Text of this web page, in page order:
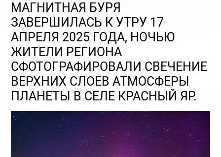
МАГНИТНАЯ БУРЯ
ЗАВЕРШИЛАСЬ К УТРУ 17
АПРЕЛЯ 2025 ГОДА, НОЧЬЮ
ЖИТЕЛИ РЕГИОНА
СФОТОГРАФИРОВАЛИ СВЕЧЕНИЕ
ВЕРХНИХ СЛОЕВ АТМОСФЕРЫ
ПЛАНЕТЫ В СЕЛЕ КРАСНЫЙ ЯР.